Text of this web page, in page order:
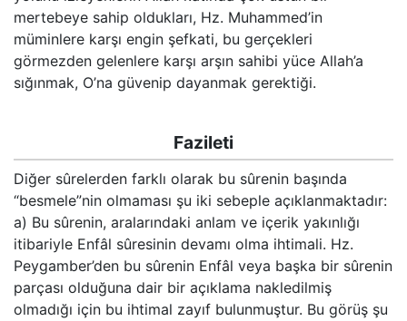
mertebeye sahip oldukları, Hz. Muhammed’in
müminlere karşı engin şefkati, bu gerçekleri
görmezden gelenlere karşı arşın sahibi yüce Allah’a
sığınmak, O’na güvenip dayanmak gerektiği.
Fazileti
Diğer sûrelerden farklı olarak bu sûrenin başında
“besmele”nin olmaması şu iki sebeple açıklanmaktadır:
a) Bu sûrenin, aralarındaki anlam ve içerik yakınlığı
itibariyle Enfâl sûresinin devamı olma ihtimali. Hz.
Peygamber’den bu sûrenin Enfâl veya başka bir sûrenin
parçası olduğuna dair bir açıklama nakledilmiş
olmadığı için bu ihtimal zayıf bulunmuştur. Bu görüş şu